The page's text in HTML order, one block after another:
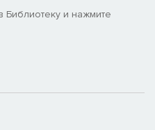
Библиотеку и нажмите